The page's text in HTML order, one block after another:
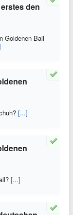
den
Goldenen Ball
[...]
[...]